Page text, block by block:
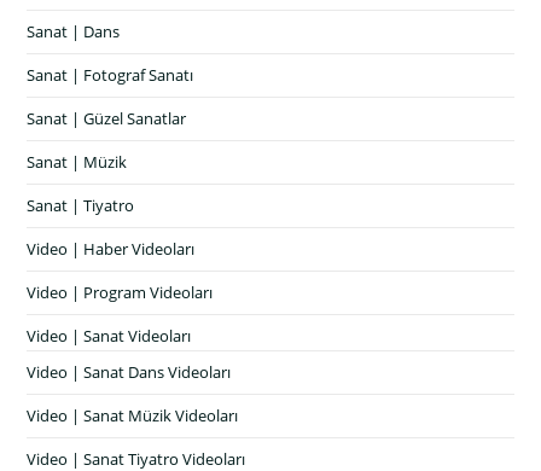
Sanat | Dans
Sanat | Fotograf Sanatı
Sanat | Güzel Sanatlar
Sanat | Müzik
Sanat | Tiyatro
Video | Haber Videoları
Video | Program Videoları
Video | Sanat Videoları
Video | Sanat Dans Videoları
Video | Sanat Müzik Videoları
Video | Sanat Tiyatro Videoları